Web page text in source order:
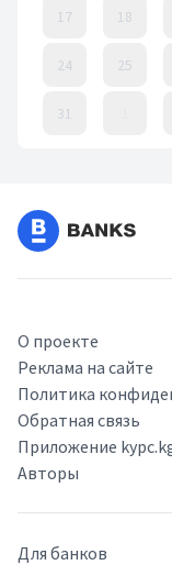
17 18
24 25
31
О проекте
Реклама на сайте
Политика
Обратная связь
Приложение
Авторы
Для банков